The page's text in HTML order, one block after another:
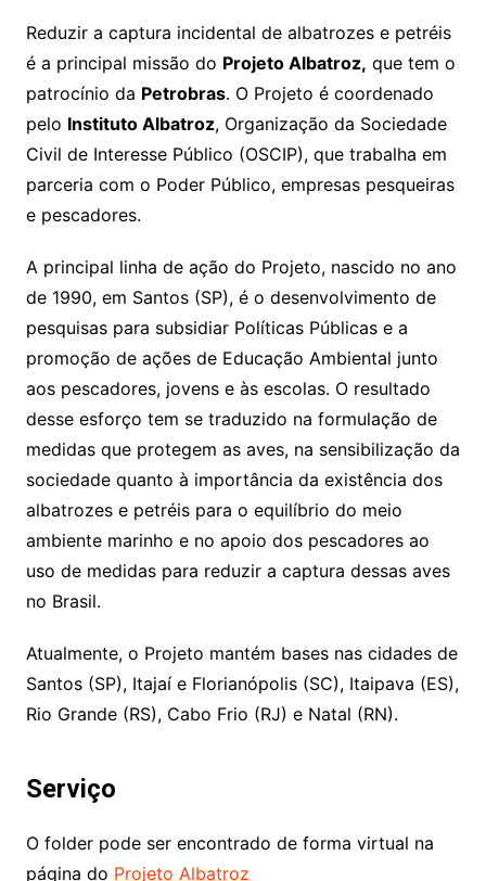
Reduzir a captura incidental de albatrozes e petréis
é a principal missão do Projeto Albatroz, que tem o
patrocínio da Petrobras. O Projeto é coordenado
pelo Instituto Albatroz, Organização da Sociedade
Civil de Interesse Público (OSCIP), que trabalha em
parceria com o Poder Público, empresas pesqueiras
e pescadores.
A principal linha de ação do Projeto, nascido no ano
de 1990, em Santos (SP), é o desenvolvimento de
pesquisas para subsidiar Políticas Públicas e a
promoção de ações de Educação Ambiental junto
aos pescadores, jovens e às escolas. O resultado
desse esforço tem se traduzido na formulação de
medidas que protegem as aves, na sensibilização da
sociedade quanto à importância da existência dos
albatrozes e petréis para o equilíbrio do meio
ambiente marinho e no apoio dos pescadores ao
uso de medidas para reduzir a captura dessas aves
no Brasil.
Atualmente, o Projeto mantém bases nas cidades de
Santos (SP), Itajaí e Florianópolis (SC), Itaipava (ES),
Rio Grande (RS), Cabo Frio (RJ) e Natal (RN).
Serviço
O folder pode ser encontrado de forma virtual na
página do Projeto Albatroz